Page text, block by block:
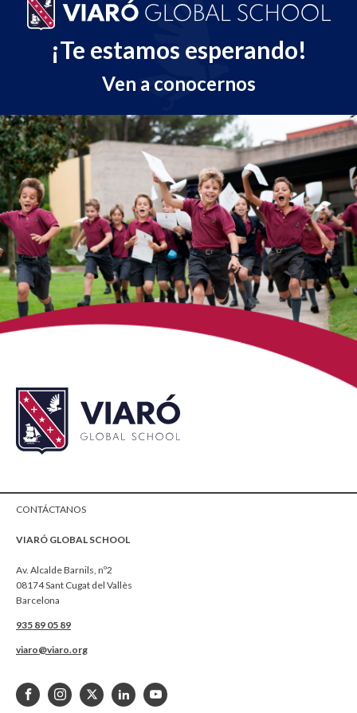
¡Te estamos esperando!
Ven a conocernos
CONTÁCTANOS
VIARÓ GLOBAL SCHOOL
Av. Alcalde Barnils, nº2
08174 Sant Cugat del Vallès
Barcelona
935 89 05 89
viaro@viaro.org